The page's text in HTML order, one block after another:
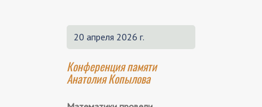
20 апреля 2026 г.
Конференция памяти
Анатолия Копылова